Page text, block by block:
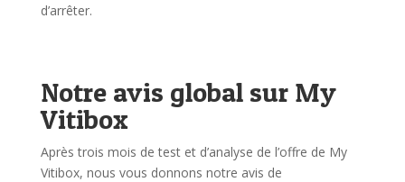
d’arrêter.
Notre avis global sur My
Vitibox
Après trois mois de test et d’analyse de l’offre de My
Vitibox, nous vous donnons notre avis de